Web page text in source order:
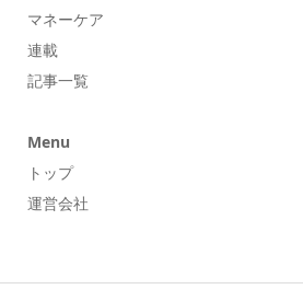
マネーケア
連載
記事一覧
Menu
トップ
運営会社